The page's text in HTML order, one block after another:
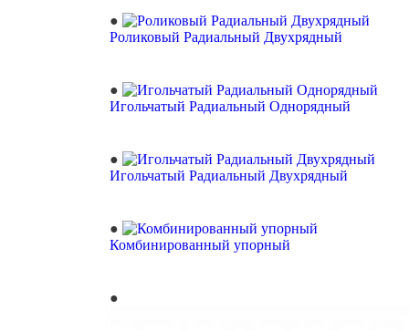
Роликовый Радиальный Двухрядный
Игольчатый Радиальный Однорядный
Игольчатый Радиальный Двухрядный
Комбинированный упорный